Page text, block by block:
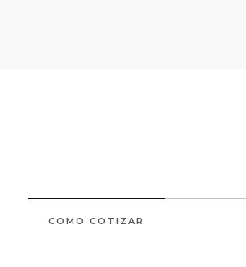
COMO COTIZAR